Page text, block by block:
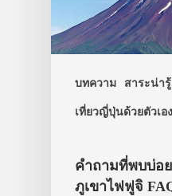
บทความ สาระน่ารู้
เที่ยวญี่ปุ่นด้วยตัวเอง
คำถามที่พบบ่อ
ภูเขาไฟฟูจิ